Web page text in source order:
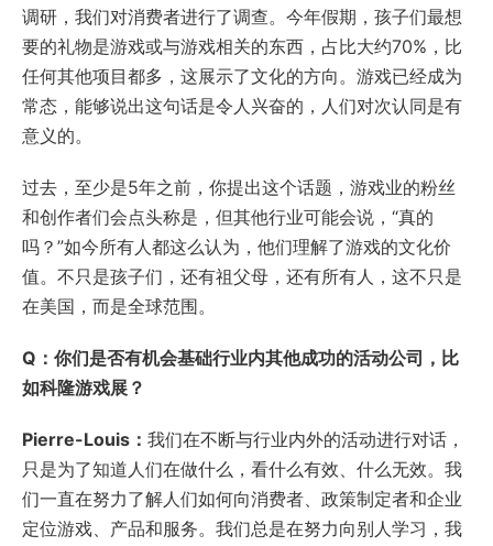
调研，我们对消费者进行了调查。今年假期，孩子们最想
要的礼物是游戏或与游戏相关的东西，占比大约70%，比
任何其他项目都多，这展示了文化的方向。游戏已经成为
常态，能够说出这句话是令人兴奋的，人们对次认同是有
意义的。
过去，至少是5年之前，你提出这个话题，游戏业的粉丝
和创作者们会点头称是，但其他行业可能会说，“真的
吗？”如今所有人都这么认为，他们理解了游戏的文化价
值。不只是孩子们，还有祖父母，还有所有人，这不只是
在美国，而是全球范围。
Q：你们是否有机会基础行业内其他成功的活动公司，比
如科隆游戏展？
Pierre-Louis： 我们在不断与行业内外的活动进行对话，
只是为了知道人们在做什么，看什么有效、什么无效。我
们一直在努力了解人们如何向消费者、政策制定者和企业
定位游戏、产品和服务。我们总是在努力向别人学习，我